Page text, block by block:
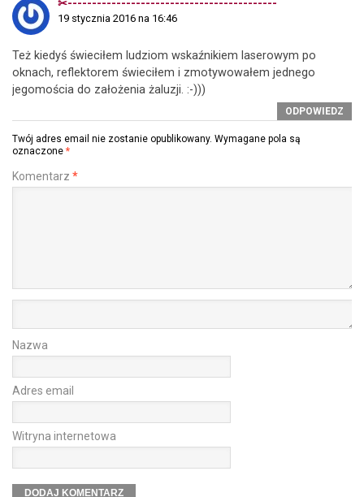
✂-------------------------------------------
19 stycznia 2016 na 16:46
Też kiedyś świeciłem ludziom wskaźnikiem laserowym po
oknach, reflektorem świeciłem i zmotywowałem jednego
jegomościa do założenia żaluzji. :-)))
ODPOWIEDZ
Twój adres email nie zostanie opublikowany. Wymagane pola są
oznaczone *
Komentarz *
Nazwa
Adres email
Witryna internetowa